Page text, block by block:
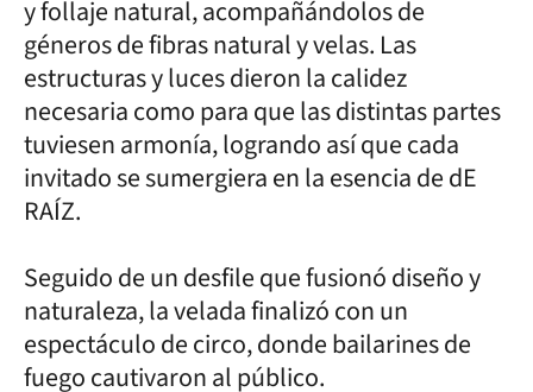
y follaje natural, acompañándolos de
géneros de fibras natural y velas. Las
estructuras y luces dieron la calidez
necesaria como para que las distintas partes
tuviesen armonía, logrando así que cada
invitado se sumergiera en la esencia de dE
RAÍZ.
Seguido de un desfile que fusionó diseño y
naturaleza, la velada finalizó con un
espectáculo de circo, donde bailarines de
fuego cautivaron al público.